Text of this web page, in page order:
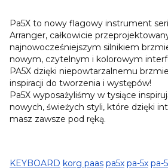
Pa5X to nowy flagowy instrument
Arranger, całkowicie
najnowocześniejszym silnikiem
nowym, czytelnym i kolorowym
PA5X dzięki niepowtarzalnemu
inspiracji do tworzenia i występów!
Pa5X wyposażyliśmy w tysiące
nowych, świeżych styli, które dzięki
masz zawsze pod ręką.
KEYBOARD korg paas pa5x pa-5x pa-